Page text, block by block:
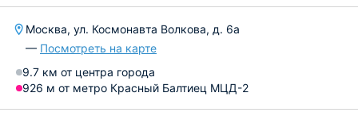
Москва, ул. Космонавта Волкова, д. 6а
— Посмотреть на карте
9.7 км от центра города
926 м от метро Красный Балтиец МЦД-2